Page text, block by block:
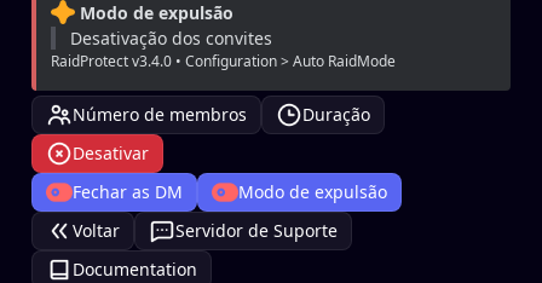
Modo de expulsão
Desativação dos convites
RaidProtect v3.4.0 • Configuration > Auto RaidMode
Número de membros
Duração
Desativar
Fechar as DM
Modo de expulsão
Voltar
Servidor de Suporte
Documentation